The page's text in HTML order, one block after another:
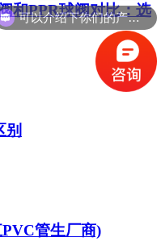
和PPR球阀对比：选
别
管生厂商)
可以介绍下你们的产品么